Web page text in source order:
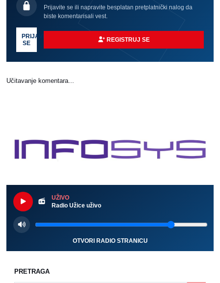
Prijavite se ili napravite besplatan pretplatnički nalog da
biste komentarisali vest.
PRIJAVI
SE
REGISTRUJ SE
Učitavanje komentara...
UŽIVO
Radio Užice uživo
OTVORI RADIO STRANICU
PRETRAGA